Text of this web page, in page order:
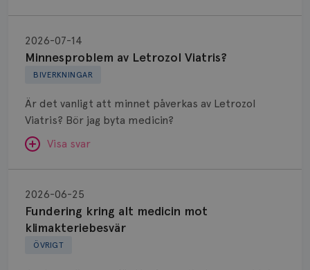
BIVERKNINGAR
Minnesproblem av Letrozol Viatris?
2026-07-14
Är det vanligt att minnet påverkas av Letrozol
Viatris? Bör jag byta medicin?
Visa svar
SVAR:
Hej. Oavsett vilken hormonsänkande behandling
(men även cytostatika) man får så kan en del
uppleva negativ påverkan på minnet. Prata din
Letrozol
Viatris?
ÖVRIGT
Fundering kring alt medicin mot
klimakteriebesvär
2026-06-25
kring
medicin